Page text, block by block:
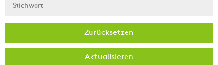
Zurücksetzen
Aktualisieren